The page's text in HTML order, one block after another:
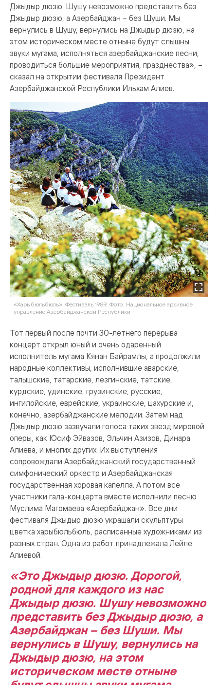
Джыдыр дюзю. Шушу невозможно представить без
Джыдыр дюзю, а Азербайджан – без Шуши. Мы
вернулись в Шушу, вернулись на Джыдыр дюзю, на
этом историческом месте отныне будут слышны
звуки мугама, исполняться азербайджанские песни,
проводиться большие мероприятия, празднества», –
сказал на открытии фестиваля Президент
Азербайджанской Республики Ильхам Алиев.
«Харыбюльбюль». Фестиваль 1989. Фото: Национальное архивное
управление Азербайджанской Республики
Тот первый после почти 30-летнего перерыва
концерт открыл юный и очень одаренный
исполнитель мугама Кянан Байрамлы, а продолжили
народные коллективы, исполнившие аварские,
талышские, татарские, лезгинские, татские,
курдские, удинские, грузинские, русские,
ингилойские, еврейские, украинские, цахурские и,
конечно, азербайджанские мелодии. Затем над
Джыдыр дюзю зазвучали голоса таких звезд мировой
оперы, как Юсиф Эйвазов, Эльчин Азизов, Динара
Алиева, и многих других. Их выступления
сопровождали Азербайджанский государственный
симфонический оркестр и Азербайджанская
государственная хоровая капелла. А потом все
участники гала-концерта вместе исполнили песню
Муслима Магомаева «Азербайджан». Все дни
фестиваля Джыдыр дюзю украшали скульптуры
цветка харыбюльбюль, расписанные художниками из
разных стран. Одна из работ принадлежала Лейле
Алиевой.
«Это Джыдыр дюзю. Дорогой,
родной для каждого из нас
Джыдыр дюзю. Шушу невозможно
представить без Джыдыр дюзю, а
Азербайджан – без Шуши. Мы
вернулись в Шушу, вернулись на
Джыдыр дюзю, на этом
историческом месте отныне